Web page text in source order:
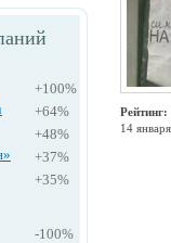
+100%
+64%
+48%
+37%
+35%
-100%
Рейтинг:
14